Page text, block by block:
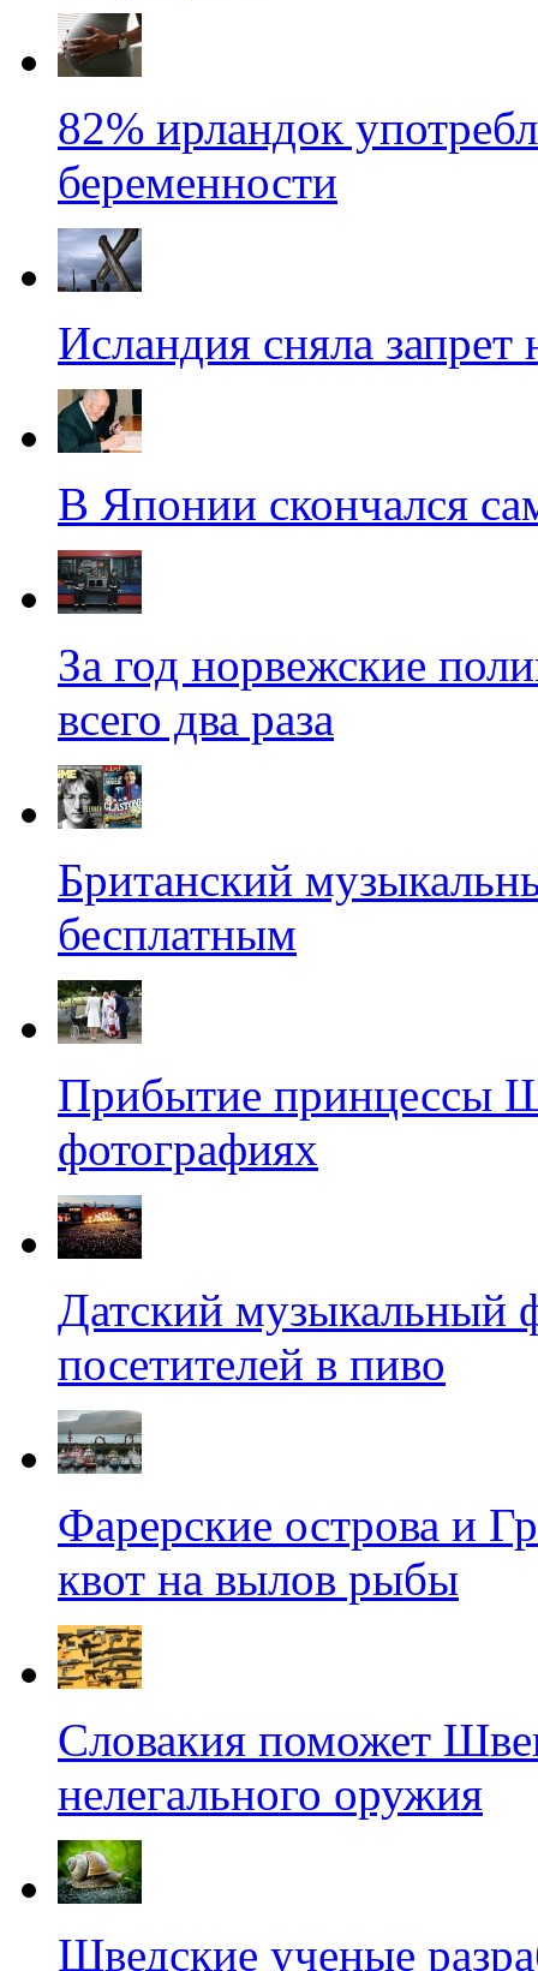
82% ирландок
беременности
Исландия сняла запрет
В Японии скончался
За год норвежские
всего два раза
Британский
бесплатным
Прибытие принцессы
фотографиях
Датский музыкальный
посетителей в пиво
Фарерские острова и
квот на вылов рыбы
Словакия поможет
нелегального оружия
Шведские ученые